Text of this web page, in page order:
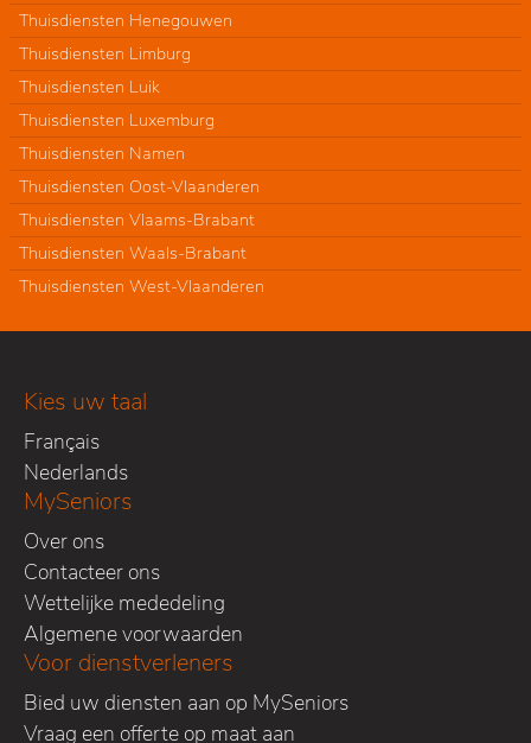
Thuisdiensten Henegouwen
Thuisdiensten Limburg
Thuisdiensten Luik
Thuisdiensten Luxemburg
Thuisdiensten Namen
Thuisdiensten Oost-Vlaanderen
Thuisdiensten Vlaams-Brabant
Thuisdiensten Waals-Brabant
Thuisdiensten West-Vlaanderen
Kies uw taal
Français
Nederlands
MySeniors
Over ons
Contacteer ons
Wettelijke mededeling
Algemene voorwaarden
Voor dienstverleners
Bied uw diensten aan op MySeniors
Vraag een offerte op maat aan